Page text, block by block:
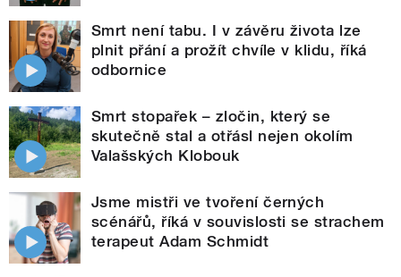
Smrt není tabu. I v závěru života lze
plnit přání a prožít chvíle v klidu, říká
odbornice
Smrt stopařek – zločin, který se
skutečně stal a otřásl nejen okolím
Valašských Klobouk
Jsme mistři ve tvoření černých
scénářů, říká v souvislosti se strachem
terapeut Adam Schmidt